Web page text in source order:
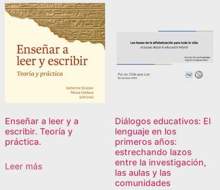
Enseñar a leer y a
escribir. Teoría y
práctica.
Leer más
Diálogos educativos: El
lenguaje en los
primeros años:
estrechando lazos
entre la investigación,
las aulas y las
comunidades